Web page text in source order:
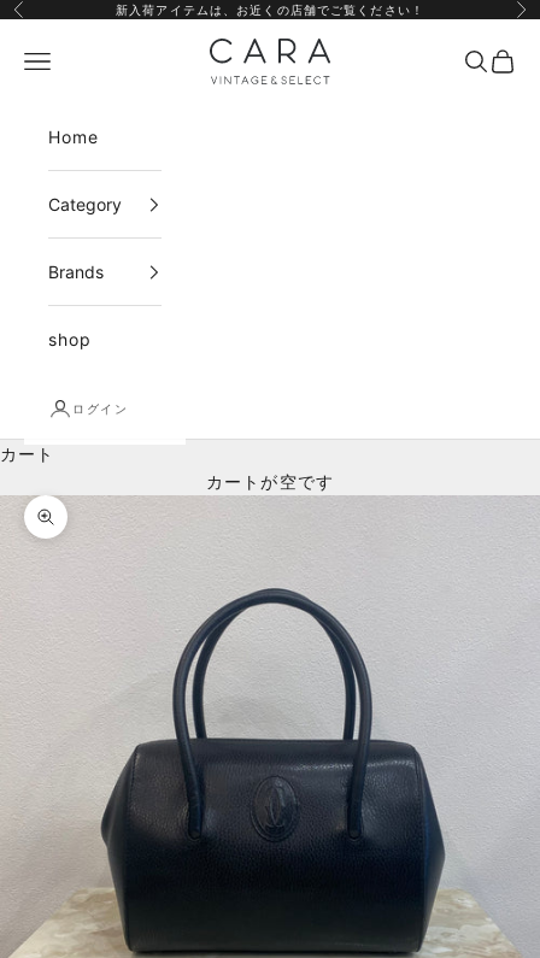
コンテンツへスキップ
前へ 新入荷アイテムは、 お近くの店舗でご覧ください！ 次
CARA vintage&select
メニュー 検索カー
Home
Category
Brands
shop
ログイン
カート
カートが空です
ズームイン